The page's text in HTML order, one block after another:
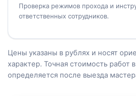
Проверка режимов прохода и
ответственных сотрудников.
Цены указаны в рублях и носят
характер. Точная стоимость работ
определяется после выезда